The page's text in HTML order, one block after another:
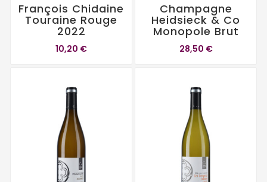
François Chidaine
Touraine Rouge
2022
10,20 €
Champagne
Heidsieck & Co
Monopole Brut
28,50 €